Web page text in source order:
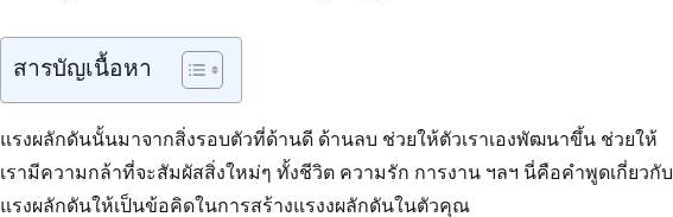
สารบัญเนื้อหา
แรงผลักดันนั้นมาจากสิ่งรอบตัวที่ด้านดี ด้านลบ ช่วยให้ตัวเราเองพัฒนาขึ้น ช่วยให้
เรามีความกล้าที่จะสัมผัสสิ่งใหม่ๆ ทั้งชีวิต ความรัก การงาน ฯลฯ นี่คือคำพูดเกี่ยวกับ
แรงผลักดันให้เป็นข้อคิดในการสร้างแรงงผลักดันในตัวคุณ